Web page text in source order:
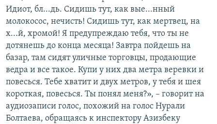
Идиот, бл...дь. Сидишь тут, как вые...нный
молокосос, нечисть! Сидишь тут, как мертвец, на
х...й, хромой! Я предупреждаю тебя, что ты не
дотянешь до конца месяца! Завтра пойдешь на
базар, там сидят уличные торговцы, продающие
ведра и все такое. Купи у них два метра веревки и
повесься. Тебе хватит и двух метров, у тебя и шея
короткая, повесься. Ты понял меня?», – говорит на
аудиозаписи голос, похожий на голос Нурали
Болтаева, обращаясь к инспектору Азизбеку